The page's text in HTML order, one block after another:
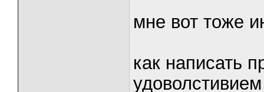
мне вот тоже
как написать